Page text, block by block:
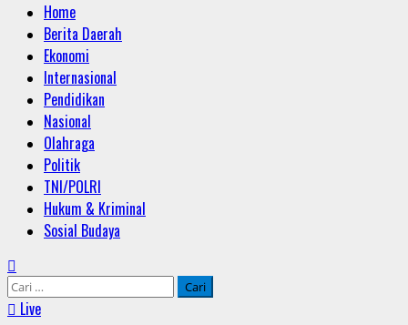
MenuHome
Berita Daerah
Ekonomi
Internasional
Pendidikan
Nasional
Olahraga
Politik
TNI/POLRI
Hukum & Kriminal
Sosial Budaya
Cari
untuk:
Live